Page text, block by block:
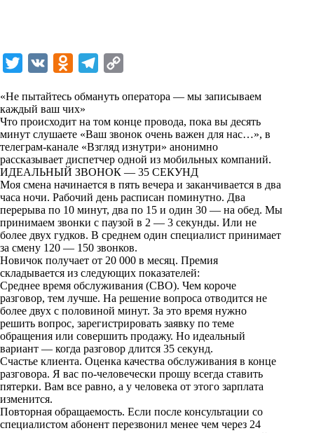
i
t
t
e
r
n
o
k
l
a
s
s
n
i
k
i
l
e
g
r
a
m
p
y
L
i
n
k
«Не пытайтесь обмануть оператора — мы записываем
каждый ваш чих»
Что происходит на том конце провода, пока вы десять
минут слушаете «Ваш звонок очень важен для нас…», в
телеграм-канале «Взгляд изнутри» анонимно
рассказывает диспетчер одной из мобильных компаний.
ИДЕАЛЬНЫЙ ЗВОНОК — 35 СЕКУНД
Моя смена начинается в пять вечера и заканчивается в два
часа ночи. Рабочий день расписан поминутно. Два
перерыва по 10 минут, два по 15 и один 30 — на обед. Мы
принимаем звонки с паузой в 2 — 3 секунды. Или не
более двух гудков. В среднем один специалист принимает
за смену 120 — 150 звонков.
Новичок получает от 20 000 в месяц. Премия
складывается из следующих показателей:
Среднее время обслуживания (СВО). Чем короче
разговор, тем лучше. На решение вопроса отводится не
более двух с половиной минут. За это время нужно
решить вопрос, зарегистрировать заявку по теме
обращения или совершить продажу. Но идеальный
вариант — когда разговор длится 35 секунд.
Счастье клиента. Оценка качества обслуживания в конце
разговора. Я вас по-человечески прошу всегда ставить
пятерки. Вам все равно, а у человека от этого зарплата
изменится.
Повторная обращаемость. Если после консультации со
специалистом абонент перезвонил менее чем через 24